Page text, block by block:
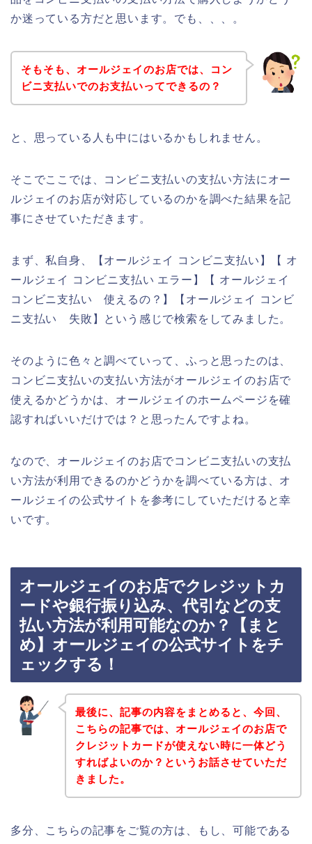
か迷っている方だと思います。でも、、、。
そもそも、オールジェイのお店では、コン
ビニ支払いでのお支払いってできるの？
と、思っている人も中にはいるかもしれません。
そこでここでは、コンビニ支払いの支払い方法にオー
ルジェイのお店が対応しているのかを調べた結果を記
事にさせていただきます。
まず、私自身、【オールジェイ コンビニ支払い】【 オ
ールジェイ コンビニ支払い エラー】【 オールジェイ
コンビニ支払い 使えるの？】【オールジェイ コンビ
ニ支払い 失敗】という感じで検索をしてみました。
そのように色々と調べていって、ふっと思ったのは、
コンビニ支払いの支払い方法がオールジェイのお店で
使えるかどうかは、オールジェイのホームページを確
認すればいいだけでは？と思ったんですよね。
なので、オールジェイのお店でコンビニ支払いの支払
い方法が利用できるのかどうかを調べている方は、オ
ールジェイの公式サイトを参考にしていただけると幸
いです。
オールジェイのお店でクレジットカ
ードや銀行振り込み、代引などの支
払い方法が利用可能なのか？【まと
め】オールジェイの公式サイトをチ
ェックする！
最後に、記事の内容をまとめると、今回、
こちらの記事では、オールジェイのお店で
クレジットカードが使えない時に一体どう
すればよいのか？というお話させていただ
きました。
多分、こちらの記事をご覧の方は、もし、可能である